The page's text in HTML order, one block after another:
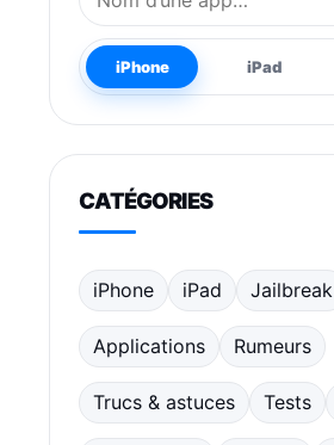
iPhone iPad
CATÉGORIES
iPhone iPad Jailbreak
Applications Rumeurs
Trucs & astuces Tests